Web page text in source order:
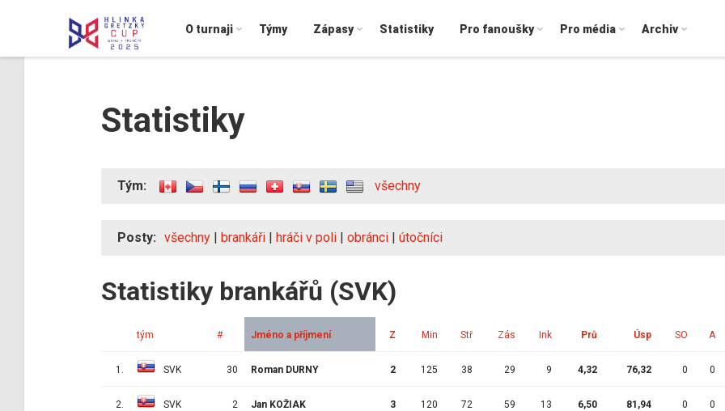
O turnaji Týmy Zápasy Statistiky Pro fanoušky Pro média Archiv
Statistiky
Tým: všechny
Posty: všechny | brankáři | hráči v poli | obránci | útočníci
Statistiky brankářů (SVK)
tým # Jméno a příjmení Z Min Stř Zás Ink Prů Úsp SO A
1. SVK 30 Roman DURNY 2 125 38 29 9 4,32 76,32 0 0
2. SVK 2 Jan KOŽIAK 3 120 72 59 13 6,50 81,94 0 0